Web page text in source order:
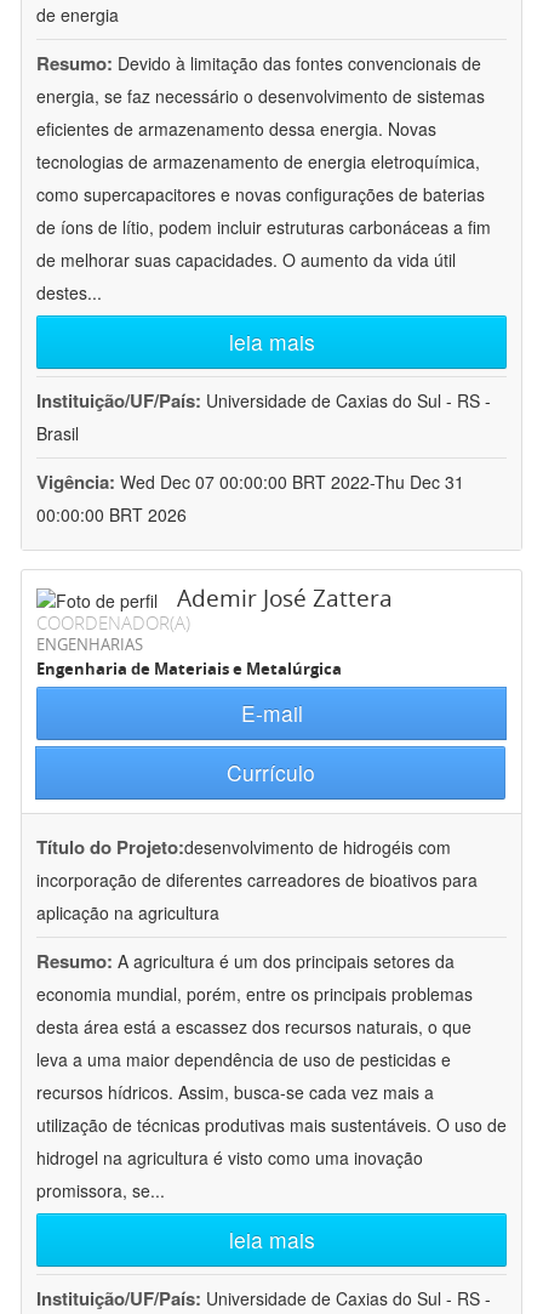
de energia
Resumo: Devido à limitação das fontes convencionais de
energia, se faz necessário o desenvolvimento de sistemas
eficientes de armazenamento dessa energia. Novas
tecnologias de armazenamento de energia eletroquímica,
como supercapacitores e novas configurações de baterias
de íons de lítio, podem incluir estruturas carbonáceas a fim
de melhorar suas capacidades. O aumento da vida útil
destes...
leia mais
Instituição/UF/País: Universidade de Caxias do Sul - RS -
Brasil
Vigência: Wed Dec 07 00:00:00 BRT 2022-Thu Dec 31
00:00:00 BRT 2026
Ademir José Zattera
COORDENADOR(A)
ENGENHARIAS
Engenharia de Materiais e Metalúrgica
E-mail
Currículo
Título do Projeto:desenvolvimento de hidrogéis com
incorporação de diferentes carreadores de bioativos para
aplicação na agricultura
Resumo: A agricultura é um dos principais setores da
economia mundial, porém, entre os principais problemas
desta área está a escassez dos recursos naturais, o que
leva a uma maior dependência de uso de pesticidas e
recursos hídricos. Assim, busca-se cada vez mais a
utilização de técnicas produtivas mais sustentáveis. O uso de
hidrogel na agricultura é visto como uma inovação
promissora, se...
leia mais
Instituição/UF/País: Universidade de Caxias do Sul - RS -